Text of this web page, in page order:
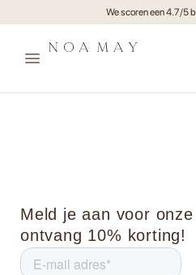
We scoren een 4.7/5
Meld je aan voor
ontvang 10% korting!